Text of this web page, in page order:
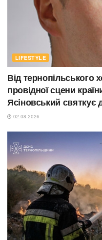
LIFESTYLE
Від тернопільського
провідної сцени
Ясіновський
02.08.2026